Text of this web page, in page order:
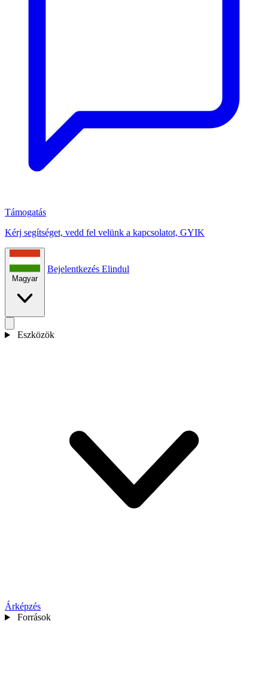
Támogatás
Kérj segítséget, vedd fel velünk a kapcsolatot, GYIK
Magyar
Bejelentkezés Elindul
Eszközök
Árképzés
Források